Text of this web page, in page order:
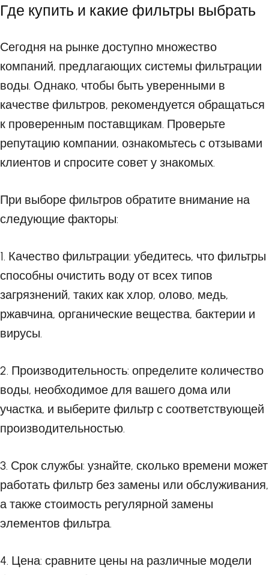
Где купить и какие фильтры выбрать
Сегодня на рынке доступно множество
компаний, предлагающих системы фильтрации
воды. Однако, чтобы быть уверенными в
качестве фильтров, рекомендуется обращаться
к проверенным поставщикам. Проверьте
репутацию компании, ознакомьтесь с отзывами
клиентов и спросите совет у знакомых.
При выборе фильтров обратите внимание на
следующие факторы:
1. Качество фильтрации: убедитесь, что фильтры
способны очистить воду от всех типов
загрязнений, таких как хлор, олово, медь,
ржавчина, органические вещества, бактерии и
вирусы.
2. Производительность: определите количество
воды, необходимое для вашего дома или
участка, и выберите фильтр с соответствующей
производительностью.
3. Срок службы: узнайте, сколько времени может
работать фильтр без замены или обслуживания,
а также стоимость регулярной замены
элементов фильтра.
4. Цена: сравните цены на различные модели